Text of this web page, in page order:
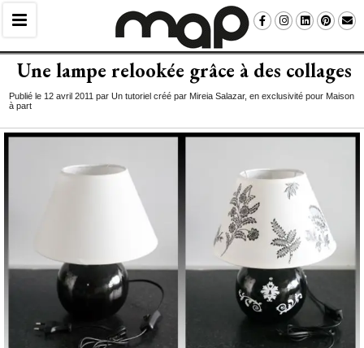
Une lampe relookée grâce à des collages
Publié le 12 avril 2011 par Un tutoriel créé par Mireia Salazar, en exclusivité pour Maison
à part